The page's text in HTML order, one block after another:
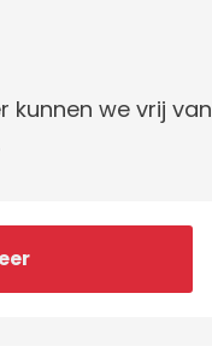
kunnen we vrij van